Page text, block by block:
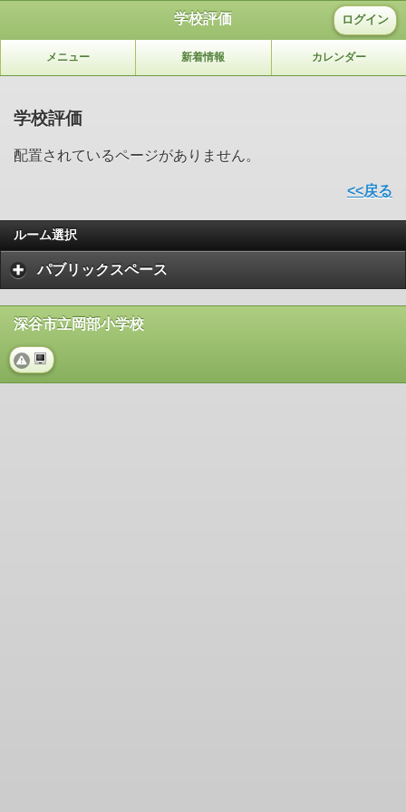
学校評価 ログイン
メニュー 新着情報 カレンダー
学校評価
配置されているページがありません。
<<戻る
ルーム選択
パブリックスペース
深谷市立岡部小学校